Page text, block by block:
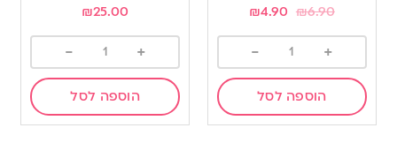
₪6.90
₪4.90
+
-
הוספה לסל
₪25.00
+
-
הוספה לסל